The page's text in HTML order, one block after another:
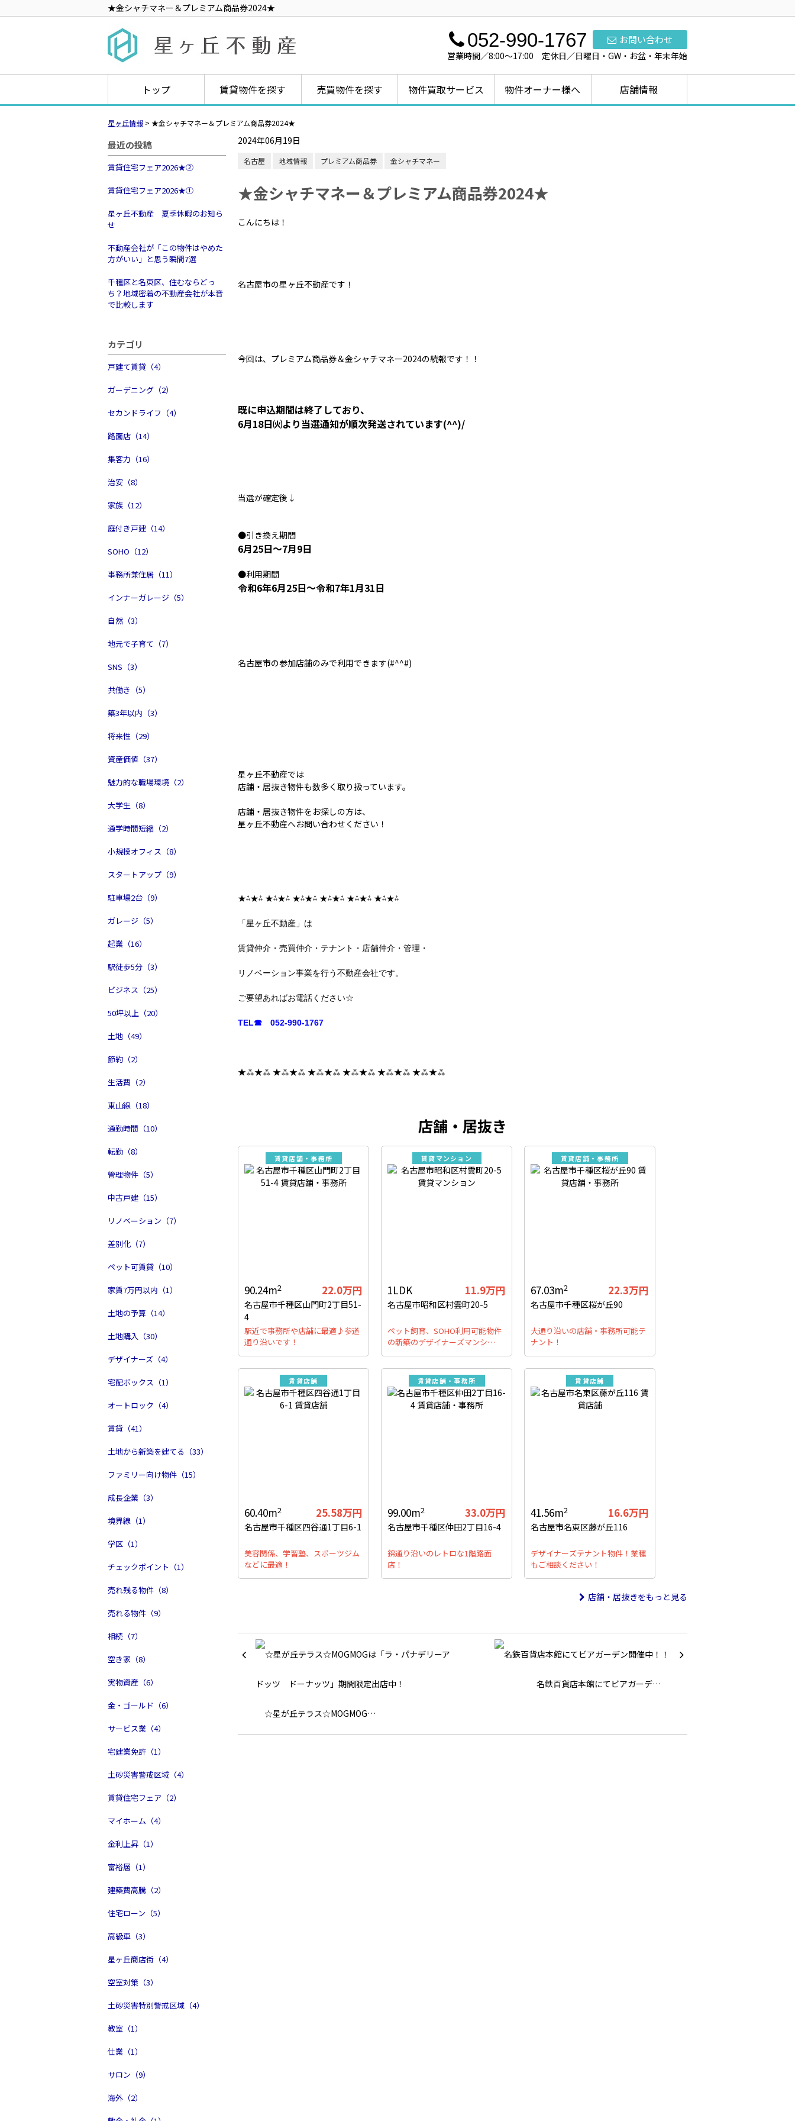
★金シャチマネー＆プレミアム商品券2024★
お問い合わせ
052-990-1767
営業時間／8:00～17:00 定休日／日曜日・GW・お盆・年末年始
トップ 賃貸物件を探す 売買物件を探す 物件買取サービス 物件オーナー様へ 店舗情報
星ヶ丘情報 > ★金シャチマネー＆プレミアム商品券2024★
最近の投稿
賃貸住宅フェア2026★➁
賃貸住宅フェア2026★①
星ヶ丘不動産 夏季休暇のお知ら
せ
不動産会社が「この物件はやめた
方がいい」と思う瞬間7選
千種区と名東区、住むならどっ
ち？地域密着の不動産会社が本音
で比較します
カテゴリ
戸建て賃貸（4）
ガーデニング（2）
セカンドライフ（4）
路面店（14）
集客力（16）
治安（8）
家族（12）
庭付き戸建（14）
SOHO（12）
事務所兼住居（11）
インナーガレージ（5）
自然（3）
地元で子育て（7）
SNS（3）
共働き（5）
築3年以内（3）
将来性（29）
資産価値（37）
魅力的な職場環境（2）
大学生（8）
通学時間短縮（2）
小規模オフィス（8）
スタートアップ（9）
駐車場2台（9）
ガレージ（5）
起業（16）
駅徒歩5分（3）
ビジネス（25）
50坪以上（20）
土地（49）
節約（2）
生活費（2）
東山線（18）
通勤時間（10）
転勤（8）
管理物件（5）
中古戸建（15）
リノベーション（7）
差別化（7）
ペット可賃貸（10）
家賃7万円以内（1）
土地の予算（14）
土地購入（30）
デザイナーズ（4）
宅配ボックス（1）
オートロック（4）
賃貸（41）
土地から新築を建てる（33）
ファミリー向け物件（15）
成長企業（3）
境界線（1）
学区（1）
チェックポイント（1）
売れ残る物件（8）
売れる物件（9）
相続（7）
空き家（8）
実物資産（6）
金・ゴールド（6）
サービス業（4）
宅建業免許（1）
土砂災害警戒区域（4）
賃貸住宅フェア（2）
マイホーム（4）
金利上昇（1）
富裕層（1）
建築費高騰（2）
住宅ローン（5）
高級車（3）
星ヶ丘商店街（4）
空室対策（3）
土砂災害特別警戒区域（4）
教室（1）
仕業（1）
サロン（9）
海外（2）
2024年06月19日
名古屋 地域情報 プレミアム商品券 金シャチマネー
★金シャチマネー＆プレミアム商品券2024★
こんにちは！
名古屋市の星ヶ丘不動産です！
今回は、プレミアム商品券＆金シャチマネー2024の続報です！！
既に申込期間は終了しており、
6月18日㈫より当選通知が順次発送されています(^^)/
当選が確定後↓
●引き換え期間
6月25日～7月9日
●利用期間
令和6年6月25日～令和7年1月31日
名古屋市の参加店舗のみで利用できます(#^^#)
星ヶ丘不動産では
店舗・居抜き物件も数多く取り扱っています。
店舗・居抜き物件をお探しの方は、
星ヶ丘不動産へお問い合わせください！
★⁂★⁂ ★⁂★⁂ ★⁂★⁂ ★⁂★⁂ ★⁂★⁂ ★⁂★⁂
「星ヶ丘不動産」は
賃貸仲介・売買仲介・テナント・店舗仲介・管理・
リノベーション事業を行う不動産会社です。
ご要望あればお電話ください☆
TEL☎ 052-990-1767
★⁂★⁂ ★⁂★⁂ ★⁂★⁂ ★⁂★⁂ ★⁂★⁂ ★⁂★⁂
店舗・居抜き
賃貸店舗・事務所
90.24m2 22.0万円
名古屋市千種区山門町2丁目51-
4
駅近で事務所や店舗に最適♪参道
通り沿いです！
賃貸マンション
1LDK 11.9万円
名古屋市昭和区村雲町20-5
ペット飼育、SOHO利用可能物件
の新築のデザイナーズマンシ…
賃貸店舗・事務所
67.03m2 22.3万円
名古屋市千種区桜が丘90
大通り沿いの店舗・事務所可能テ
ナント！
賃貸店舗
60.40m2 25.58万円
名古屋市千種区四谷通1丁目6-1
美容関係、学習塾、スポーツジム
などに最適！
賃貸店舗・事務所
99.00m2 33.0万円
名古屋市千種区仲田2丁目16-4
錦通り沿いのレトロな1階路面
店！
賃貸店舗
41.56m2 16.6万円
名古屋市名東区藤が丘116
デザイナーズテナント物件！業種
もご相談ください！
店舗・居抜きをもっと見る
☆星が丘テラス☆MOGMOG…
名鉄百貨店本館にてビアガーデ…